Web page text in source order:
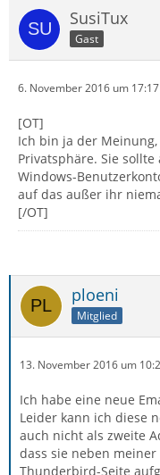
SusiTux
Gast
6. November 2016 um 17:17
[OT]
Ich bin ja der
Privatsphäre. Sie
Windows-
auf das außer ihr
[/OT]
ploeni
Mitglied
13. November 2016 um
Ich habe eine neue
Leider kann ich diese
auch nicht als zweite
dass sie neben
Thunderbird-Seite